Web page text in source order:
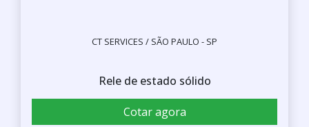
CT SERVICES / SÃO PAULO - SP
Rele de estado sólido
Cotar agora